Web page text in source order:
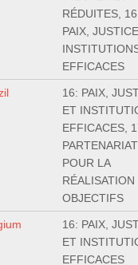
RÉDUITES,
PAIX,
EFFICACES
16: PAIX,
ET
EFFICACES,
POUR LA
RÉALISATION
OBJECTIFS
16: PAIX,
ET
EFFICACES